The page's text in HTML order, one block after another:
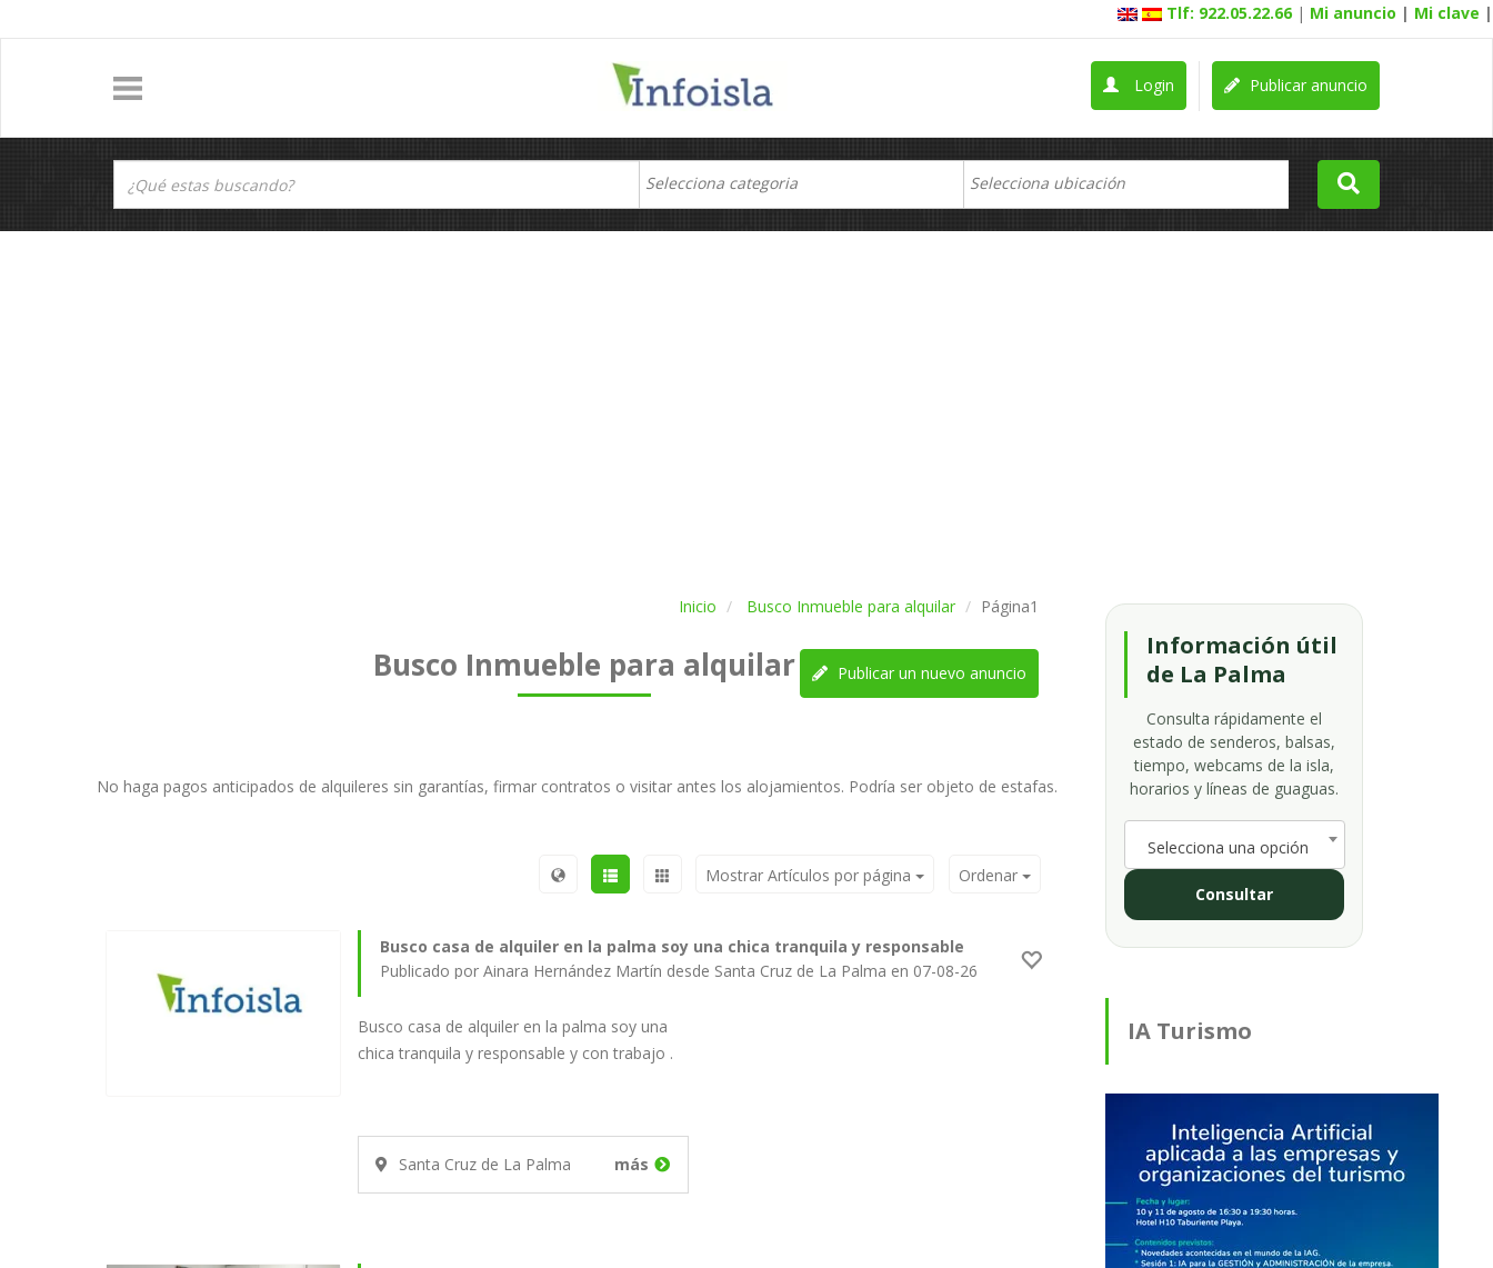
Tlf: 922.05.22.66 | Mi anuncio | Mi clave |
Publicar anuncio
Login
Inicio Busco Inmueble para alquilar Página1
Busco Inmueble para alquilar Publicar un nuevo anuncio
No haga pagos anticipados de alquileres sin garantías, firmar contratos o visitar antes los alojamientos. Podría ser objeto de estafas.
Ordenar
Mostrar Artículos por página
Busco casa de alquiler en la palma soy una chica tranquila y responsable
Publicado por Ainara Hernández Martín desde Santa Cruz de La Palma en 07-08-26
Busco casa de alquiler en la palma soy una
chica tranquila y responsable y con trabajo .
Santa Cruz de La Palma más
Información útil
de La Palma
Consulta rápidamente el
estado de senderos, balsas,
tiempo, webcams de la isla,
horarios y líneas de guaguas.
Selecciona una opción
Consultar
IA Turismo